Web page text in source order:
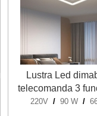
Lustra Led
telecomanda 3
220V / 90 W /